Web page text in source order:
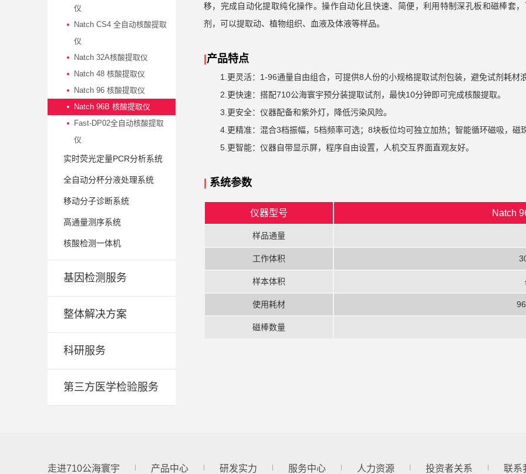
仪
Natch CS4 全自动核酸提取
仪
Natch 32A核酸提取仪
Natch 48 核酸提取仪
Natch 96 核酸提取仪
Natch 96B 核酸提取仪
Fast-DP02全自动核酸提取
仪
实时荧光定量PCR分析系统
全自动分杯分液处理系统
移动分子诊断系统
高通量测序系统
核酸检测一体机
基因检测服务
整体解决方案
科研服务
第三方医学检验服务
移，完成自动化提取纯化操作。操作自动化且快速、简便，利用特制深孔板和磁棒套
剂，可以提取动、植物组织、血液及体液等样品。
|产品特点
1. 更灵活： 1-96通量自由组合，可提供8人份的小规格提取试剂包装，避免试剂耗材
2. 更快速：搭配710公海寰宇预分装提取试剂，最快10分钟即可完成核酸提取。
3. 更安全：仪器配备和紫外灯，降低污染风险。
4. 更精准：混合3档振幅， 5档频率可选； 8块板位均可独立加热；智能循环磁吸，磁
5. 更智能：仪器自带显示屏，程序自由设置，人机交互界面直观友好。
| 系统参数
仪器型号 Natch
样品通量
工作体积
样本体积
使用耗材
磁棒数量
走进710公海寰宇 产品中心 研发实力 服务中心 人力资源 投资者关系 联系